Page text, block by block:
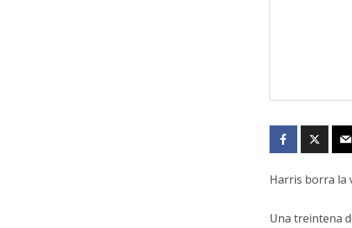
Harris borra la
Una treintena